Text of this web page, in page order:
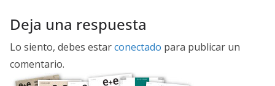
Deja una respuesta
Lo siento, debes estarconectado para publicar un
comentario.